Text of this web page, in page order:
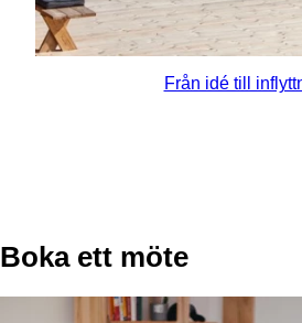
Från idé till
Boka ett möte